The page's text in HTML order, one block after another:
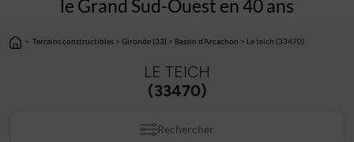
le Grand Sud-Ouest en 40 ans
> Terrains constructibles > Gironde (33) > Bassin d’Arcachon > Le teich (33470)
LE TEICH
(33470)
Rechercher